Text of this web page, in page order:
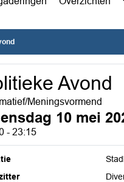
Avond
Meningsvormend
10 mei
- 23:15